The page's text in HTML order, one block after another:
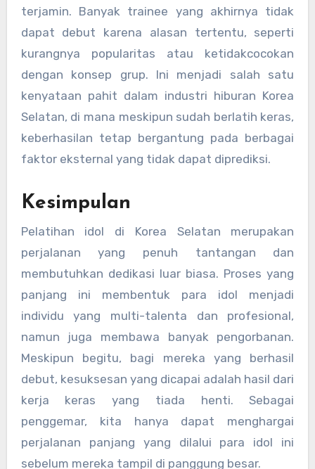
terjamin. Banyak trainee yang akhirnya tidak
dapat debut karena alasan tertentu, seperti
kurangnya popularitas atau ketidakcocokan
dengan konsep grup. Ini menjadi salah satu
kenyataan pahit dalam industri hiburan Korea
Selatan, di mana meskipun sudah berlatih keras,
keberhasilan tetap bergantung pada berbagai
faktor eksternal yang tidak dapat diprediksi.
Kesimpulan
Pelatihan idol di Korea Selatan merupakan
perjalanan yang penuh tantangan dan
membutuhkan dedikasi luar biasa. Proses yang
panjang ini membentuk para idol menjadi
individu yang multi-talenta dan profesional,
namun juga membawa banyak pengorbanan.
Meskipun begitu, bagi mereka yang berhasil
debut, kesuksesan yang dicapai adalah hasil dari
kerja keras yang tiada henti. Sebagai
penggemar, kita hanya dapat menghargai
perjalanan panjang yang dilalui para idol ini
sebelum mereka tampil di panggung besar.